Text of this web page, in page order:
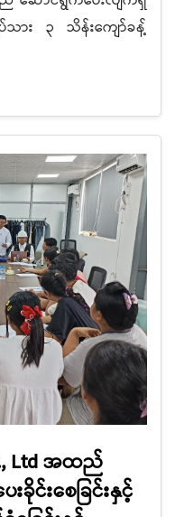
သား ၃ သိန်းကျော်ခန့်
Ltd အထည်
ခိုင်းစေခြင်းနှင့်